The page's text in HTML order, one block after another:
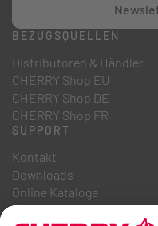
BEZUGSQUELLEN
Distributoren & Händler
CHERRY Shop EU
CHERRY Shop DE
CHERRY Shop FR
SUPPORT
Kontakt
Downloads
Online Kataloge
FAQ